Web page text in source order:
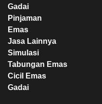
Gadai
Pinjaman
Emas
Jasa Lainnya
Simulasi
Tabungan Emas
Cicil Emas
Gadai